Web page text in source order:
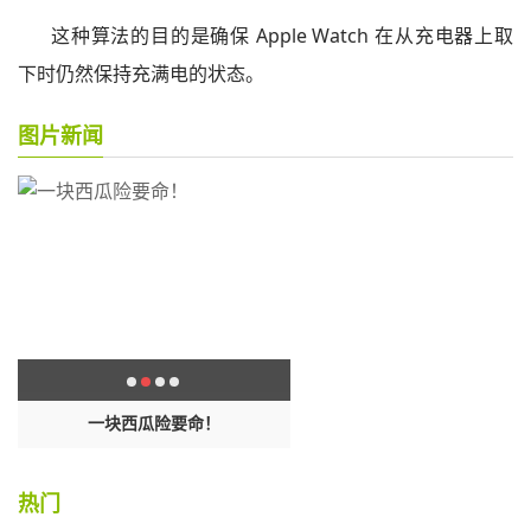
这种算法的目的是确保 Apple Watch 在从充电器上取
下时仍然保持充满电的状态。
图片新闻
一块西瓜险要命！
热门